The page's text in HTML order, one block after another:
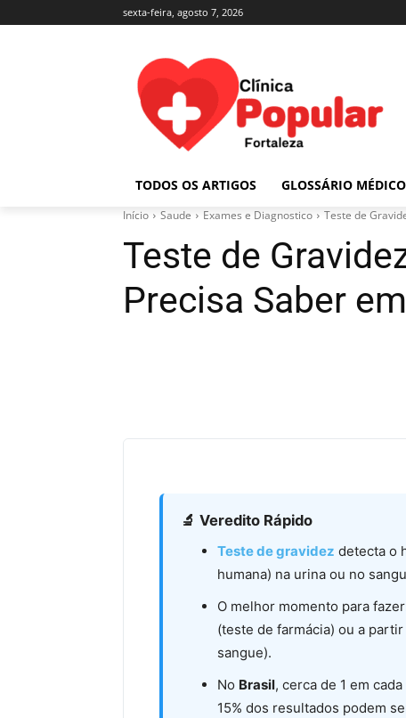
sexta-feira, agosto 7, 2026
TODOS OS ARTIGOS GLOSSÁRIO MÉDICO
Início Saude Exames e Diagnostico Teste de
Teste de
Precisa Saber
🔬 Veredito Rápido
Teste de gravidez detecta o
humana) na urina ou no
O melhor momento para
(teste de farmácia) ou a partir
sangue).
No Brasil, cerca de 1 em
15% dos resultados podem